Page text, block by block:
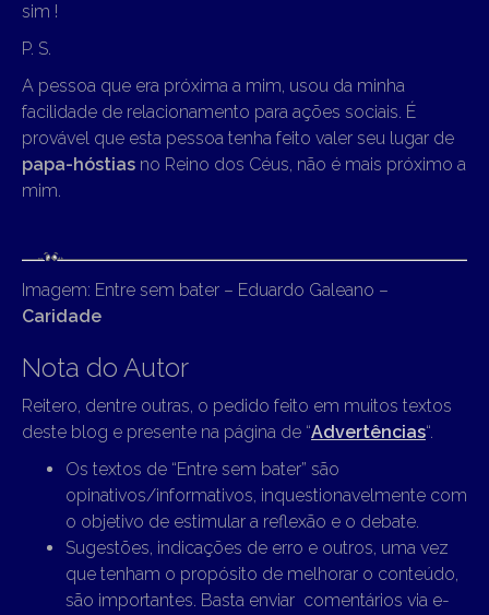
sim !
P. S.
A pessoa que era próxima a mim, usou da minha
facilidade de relacionamento para ações sociais. É
provável que esta pessoa tenha feito valer seu lugar de
papa-hóstias no Reino dos Céus, não é mais próximo a
mim.
Imagem: Entre sem bater – Eduardo Galeano –
Caridade
Nota do Autor
Reitero, dentre outras, o pedido feito em muitos textos
deste blog e presente na página de “Advertências“.
Os textos de “Entre sem bater” são
opinativos/informativos, inquestionavelmente com
o objetivo de estimular a reflexão e o debate.
Sugestões, indicações de erro e outros, uma vez
que tenham o propósito de melhorar o conteúdo,
são importantes. Basta enviar comentários via e-